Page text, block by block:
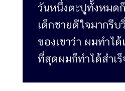
วันหนึ่งตะปูทั้งหมด
เด็กชายดีใจมากรี
ของเขาว่า ผมทำไ
ที่สุดผมก็ทำได้สำเร็